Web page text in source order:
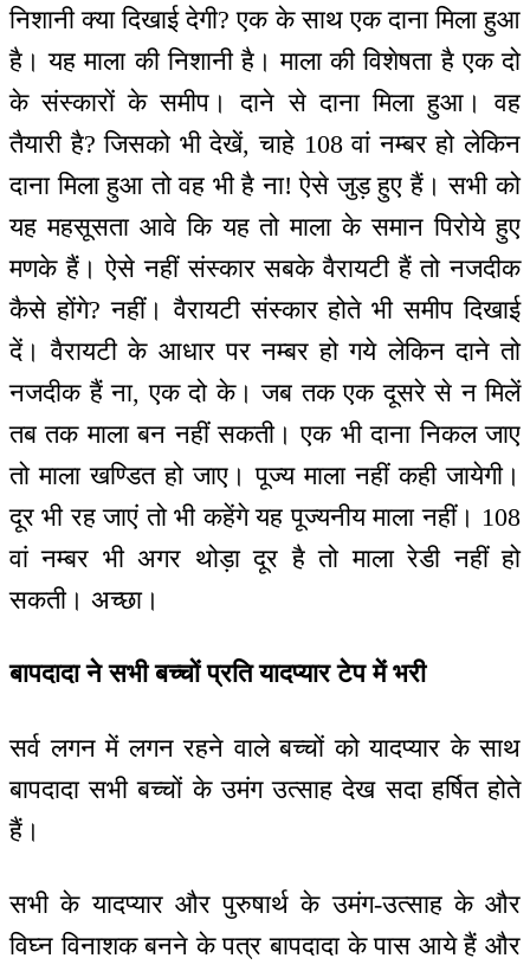
निशानी क्या दिखाई देगी? एक के साथ एक दाना मिला हुआ
है। यह माला की निशानी है। माला की विशेषता है एक दो
के संस्कारों के समीप। दाने से दाना मिला हुआ। वह
तैयारी है? जिसको भी देखें, चाहे 108 वां नम्बर हो लेकिन
दाना मिला हुआ तो वह भी है ना! ऐसे जुड़ हुए हैं। सभी को
यह महसूसता आवे कि यह तो माला के समान पिरोये हुए
मणके हैं। ऐसे नहीं संस्कार सबके वैरायटी हैं तो नजदीक
कैसे होंगे? नहीं। वैरायटी संस्कार होते भी समीप दिखाई
दें। वैरायटी के आधार पर नम्बर हो गये लेकिन दाने तो
नजदीक हैं ना, एक दो के। जब तक एक दूसरे से न मिलें
तब तक माला बन नहीं सकती। एक भी दाना निकल जाए
तो माला खण्डित हो जाए। पूज्य माला नहीं कही जायेगी।
दूर भी रह जाएं तो भी कहेंगे यह पूज्यनीय माला नहीं। 108
वां नम्बर भी अगर थोड़ा दूर है तो माला रेडी नहीं हो
सकती। अच्छा।
बापदादा ने सभी बच्चों प्रति यादप्यार टेप में भरी
सर्व लगन में लगन रहने वाले बच्चों को यादप्यार के साथ
बापदादा सभी बच्चों के उमंग उत्साह देख सदा हर्षित होते
हैं।
सभी के यादप्यार और पुरुषार्थ के उमंग-उत्साह के और
विघ्न विनाशक बनने के पत्र बापदादा के पास आये हैं और